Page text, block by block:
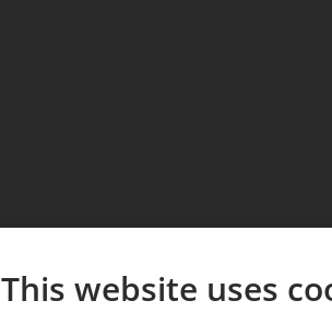
This website uses